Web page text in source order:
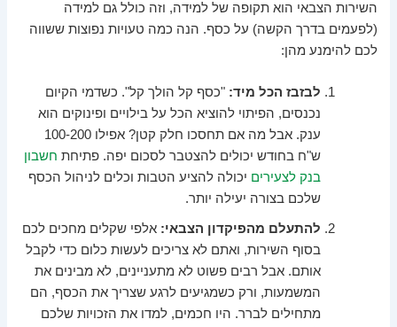
השירות הצבאי הוא תקופה של למידה, וזה כולל גם למידה
(לפעמים בדרך הקשה) על כסף. הנה כמה טעויות נפוצות ששווה
לכם להימנע מהן:
לבזבז הכל מיד: "כסף קל הולך קל". כשדמי הקיום
נכנסים, הפיתוי להוציא הכל על בילויים ופינוקים הוא
ענק. אבל מה אם תחסכו חלק קטן? אפילו 100-200
ש"ח בחודש יכולים להצטבר לסכום יפה. פתיחת חשבון
בנק לצעירים יכולה להציע הטבות וכלים לניהול הכסף
שלכם בצורה יעילה יותר.
להתעלם מהפיקדון הצבאי: אלפי שקלים מחכים לכם
בסוף השירות, ואתם לא צריכים לעשות כלום כדי לקבל
אותם. אבל רבים פשוט לא מתעניינים, לא מבינים את
המשמעות, ורק כשמגיעים לרגע שצריך את הכסף, הם
מתחילים לברר. היו חכמים, למדו את הזכויות שלכם